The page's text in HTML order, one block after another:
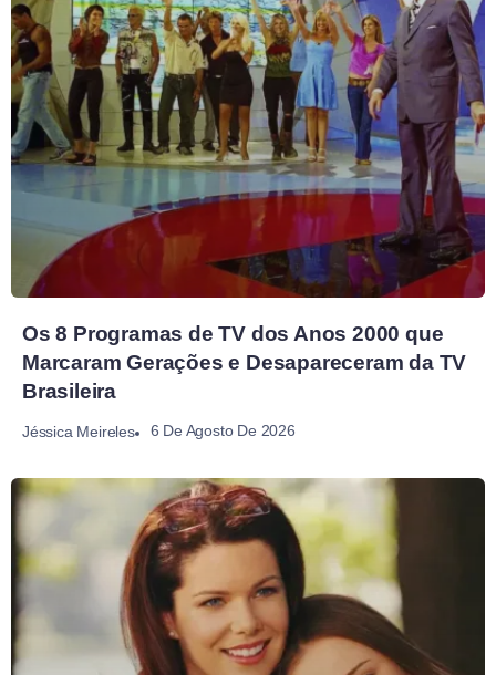
Os 8 Programas de TV dos Anos 2000 que
Marcaram Gerações e Desapareceram da TV
Brasileira
Jéssica Meireles 6 De Agosto De 2026